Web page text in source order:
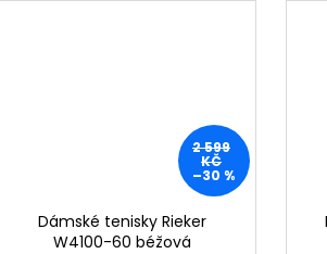
2 599
KČ
–30 %
Dámské tenisky Rieker
W4100-60 béžová